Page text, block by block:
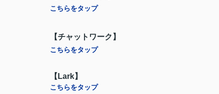
こちらをタップ
【チャットワーク】
こちらをタップ
【Lark】
こちらをタップ